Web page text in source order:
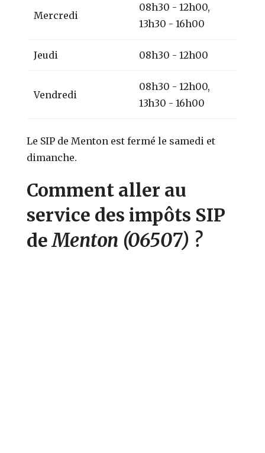
Mercredi
08h30 - 12h00,
13h30 - 16h00
Jeudi 08h30 - 12h00
Vendredi
08h30 - 12h00,
13h30 - 16h00
Le SIP de Menton est fermé le samedi et
dimanche.
Comment aller au
service des impôts SIP
deMenton (06507) ?